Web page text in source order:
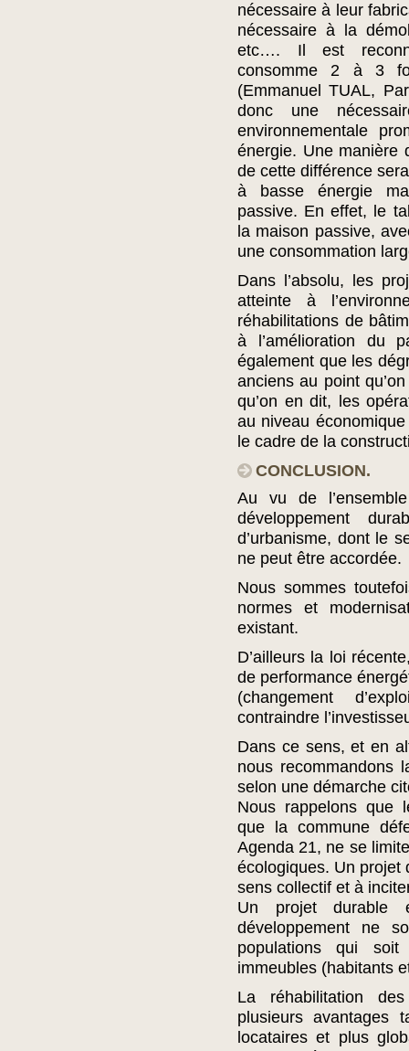
nécessaire à leur
nécessaire à la
etc…. Il est
consomme 2 à 3
(Emmanuel TUAL,
donc une
environnementale
énergie. Une manière
de cette différence
à basse énergie
passive. En effet, le
la maison passive,
une consommation
Dans l’absolu, les
atteinte à
réhabilitations de
à l’amélioration du
également que les
anciens au point
qu’on en dit, les
au niveau
le cadre de la
CONCLUSION.
Au vu de
développement
d’urbanisme, dont le
ne peut être accordée.
Nous sommes
normes et
existant.
D’ailleurs la loi
de performance
(changement
contraindre
Dans ce sens, et en
nous recommandons
selon une démarche
Nous rappelons que
que la commune
Agenda 21, ne se
écologiques. Un projet
sens collectif et à
Un projet
développement ne
populations qui
immeubles (habitants
La réhabilitation
plusieurs avantages
locataires et plus